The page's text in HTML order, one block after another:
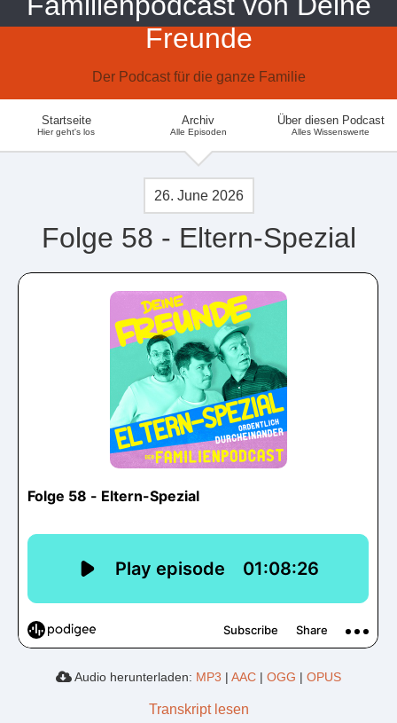
Freunde
Der Podcast für die ganze Familie
Startseite
Hier geht's los
Archiv
Alle Episoden
Über diesen Podcast
Alles Wissenswerte
26. June 2026
Folge 58 - Eltern-Spezial
Audio herunterladen: MP3 | AAC | OGG | OPUS
Transkript lesen